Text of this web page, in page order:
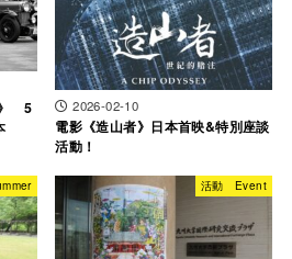
》 5
2026-02-10
電影《造山者》日本首映&特別座談
活動！
活動 Event